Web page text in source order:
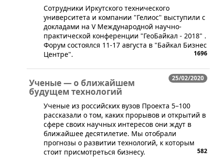
​Сотрудники Иркутского технического
университета и компании "Гелиос" выступили с
докладами на V Международной научно-
практической конференции "ГеоБайкал - 2018" .
Форум состоялся 11-17 августа в "Байкал Бизнес
Центре".
1696
25/02/2020
Ученые — о ближайшем
будущем технологий
​Ученые из российских вузов Проекта 5–100
рассказали о том, каких прорывов и открытий в
сфере своих научных интересов они ждут в
ближайшее десятилетие. Мы отобрали
прогнозы о развитии технологий, к которым
стоит присмотреться бизнесу.
582